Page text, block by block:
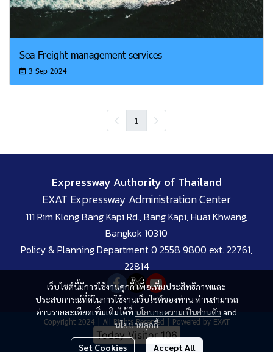
Sea Freight management services
3 Sep 2024
1
เว็บไซต์นี้มีการใช้งานคุกกี้ เพื่อเพิ่มประสิทธิภาพและ
ประสบการณ์ที่ดีในการใช้งานเว็บไซต์ของท่าน ท่านสามารถ
อ่านรายละเอียดเพิ่มเติมได้ที่ นโยบายความเป็นส่วนตัว and
นโยบายคุกกี้
Set Cookies Accept All
Expressway Authority of Thailand
EXAT Expressway Administration Center
111 Rim Klong Bang Kapi Rd., Bang Kapi, Huai Khwang,
Bangkok 10310
Policy & Planning Department 0 2558 9800 ext. 22761,
22814
Copyright 2024 | All Rights Reserved | Powered by EXAT
Today Visitor106